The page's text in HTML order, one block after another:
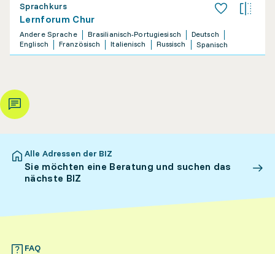
Sprachkurs
Lernforum Chur
Andere Sprache Brasilianisch-Portugiesisch
Deutsch
Englisch
Französisch Italienisch Russisch Spanisch
Alle Adressen der BIZ
Sie möchten eine Beratung und suchen das
nächste BIZ
FAQ